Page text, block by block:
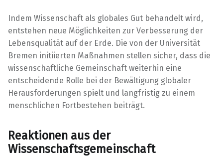
Indem Wissenschaft als globales Gut behandelt wird,
entstehen neue Möglichkeiten zur Verbesserung der
Lebensqualität auf der Erde. Die von der Universität
Bremen initiierten Maßnahmen stellen sicher, dass die
wissenschaftliche Gemeinschaft weiterhin eine
entscheidende Rolle bei der Bewältigung globaler
Herausforderungen spielt und langfristig zu einem
menschlichen Fortbestehen beiträgt.
Reaktionen aus der
Wissenschaftsgemeinschaft